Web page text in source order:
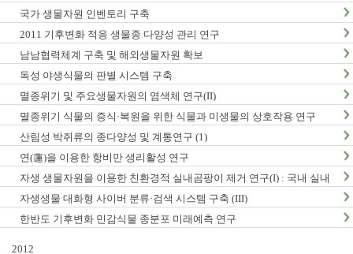
국가 생물자원 인벤토리 구축
2011 기후변화 적응 생물종 다양성 관리 연구
남남협력체계 구축 및 해외생물자원 확보
독성 야생식물의 판별 시스템 구축
멸종위기 및 주요생물자원의 염색체 연구(II)
멸종위기 식물의 증식·복원을 위한 식물과 미생물의 상호작용 연구
산림성 박쥐류의 종다양성 및 계통연구 (1)
연(蓮)을 이용한 항비만 생리활성 연구
자생 생물자원을 이용한 친환경적 실내곰팡이 제거 연구(I) : 국내 실내
곰팡이 현황 및 검출법 개발
자생생물 대화형 사이버 분류·검색 시스템 구축 (III)
한반도 기후변화 민감식물 종분포 미래예측 연구
2012